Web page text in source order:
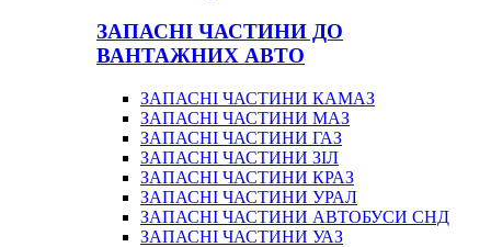
ЗАПАСНІ ЧАСТИНИ ДО
ВАНТАЖНИХ АВТО
ЗАПАСНІ ЧАСТИНИ КАМАЗ
ЗАПАСНІ ЧАСТИНИ МАЗ
ЗАПАСНІ ЧАСТИНИ ГАЗ
ЗАПАСНІ ЧАСТИНИ ЗІЛ
ЗАПАСНІ ЧАСТИНИ КРАЗ
ЗАПАСНІ ЧАСТИНИ УРАЛ
ЗАПАСНІ ЧАСТИНИ АВТОБУСИ СНД
ЗАПАСНІ ЧАСТИНИ УАЗ